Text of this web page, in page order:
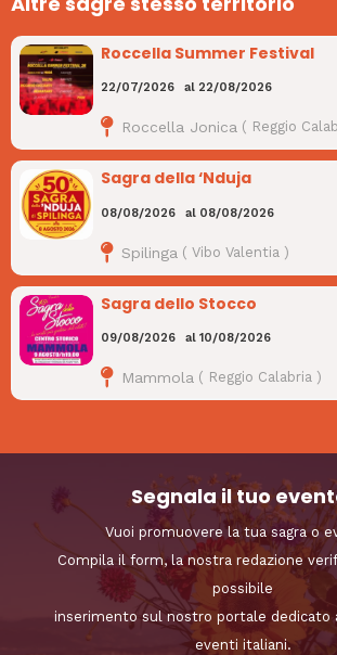
Roccella Summer Festival
22/07/2026 al 22/08/2026
Roccella Jonica ( Reggio
Sagra della ‘Nduja
08/08/2026 al 08/08/2026
Spilinga (Vibo Valentia )
Sagra dello Stocco
09/08/2026 al10/08/2026
Mammola ( Reggio Calabria )
Segnala il tuo
Vuoi promuovere la tua sagra o
Compila il form, la nostra redazione
possibile
inserimento sul nostro portale dedicato
eventi italiani.